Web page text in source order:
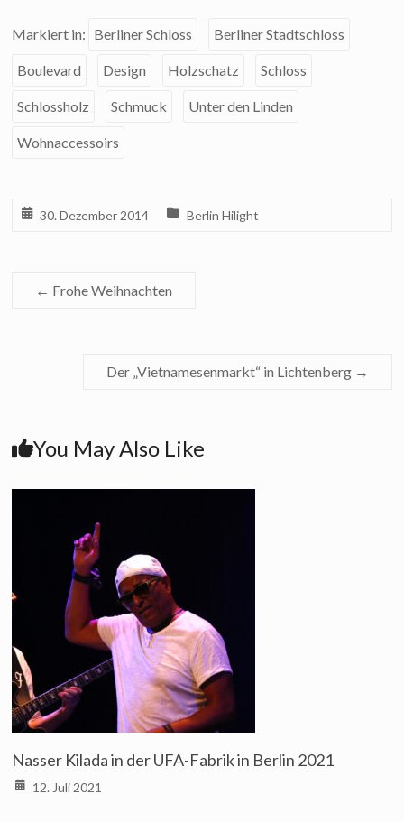
Markiert in: Berliner Schloss Berliner Stadtschloss
Boulevard Design Holzschatz Schloss
Schlossholz Schmuck Unter den Linden
Wohnaccessoirs
30. Dezember 2014 Berlin Hilight
← Frohe Weihnachten
Der „Vietnamesenmarkt“ in Lichtenberg →
You May Also Like
Nasser Kilada in der UFA-Fabrik in Berlin 2021
12. Juli 2021